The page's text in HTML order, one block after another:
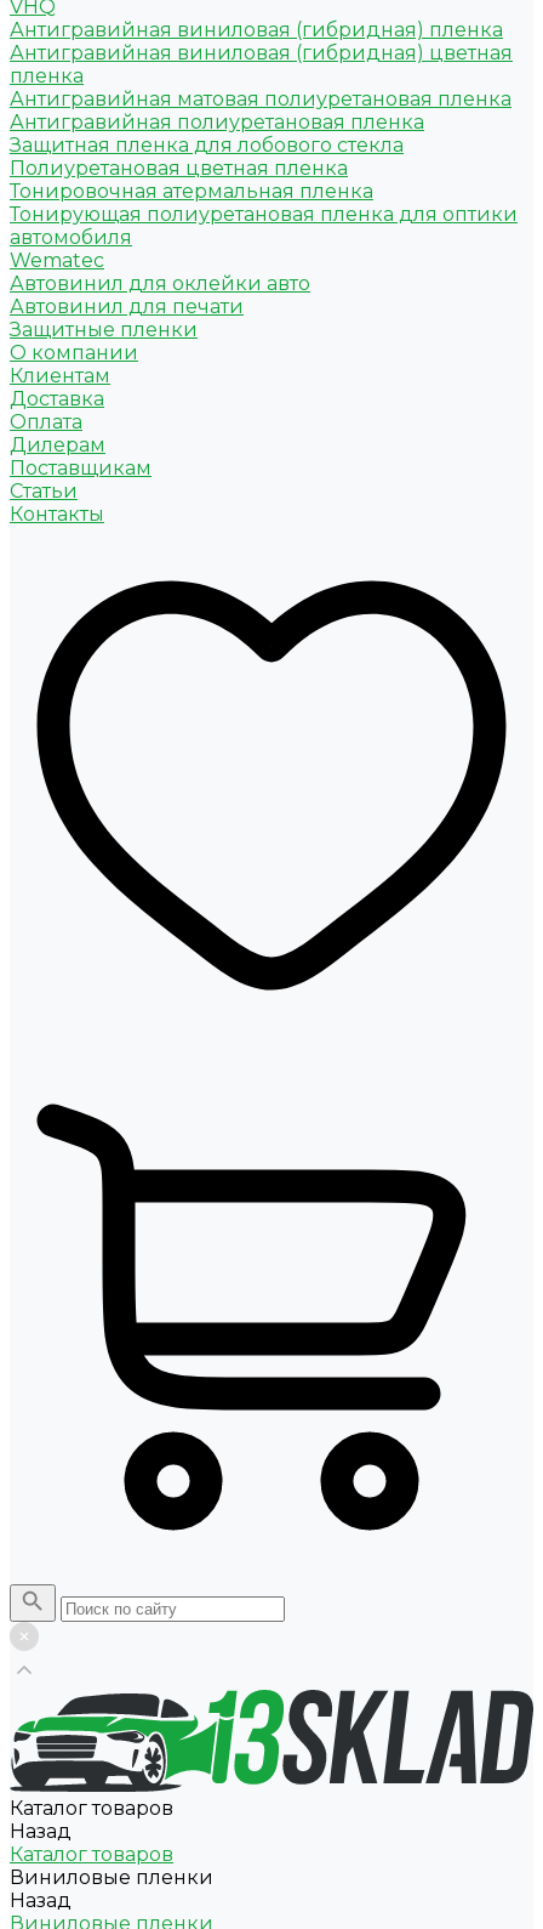
VHQ
Антигравийная виниловая (гибридная) пленка
Антигравийная виниловая (гибридная) цветная
пленка
Антигравийная матовая полиуретановая пленка
Антигравийная полиуретановая пленка
Защитная пленка для лобового стекла
Полиуретановая цветная пленка
Тонировочная атермальная пленка
Тонирующая полиуретановая пленка для оптики
автомобиля
Wematec
Автовинил для оклейки авто
Автовинил для печати
Защитные пленки
О компании
Клиентам
Доставка
Оплата
Дилерам
Поставщикам
Статьи
Контакты
Каталог товаров
Назад
Каталог товаров
Виниловые пленки
Назад
Виниловые пленки